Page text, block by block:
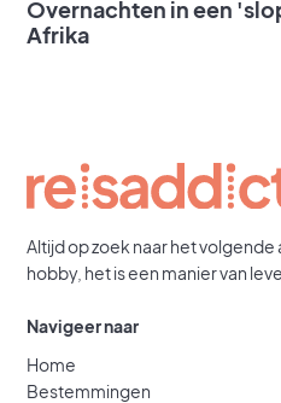
Overnachten in een
Afrika
Altijd op zoek naar het volgende
hobby, het is een manier van
Navigeer naar
Home
Bestemmingen